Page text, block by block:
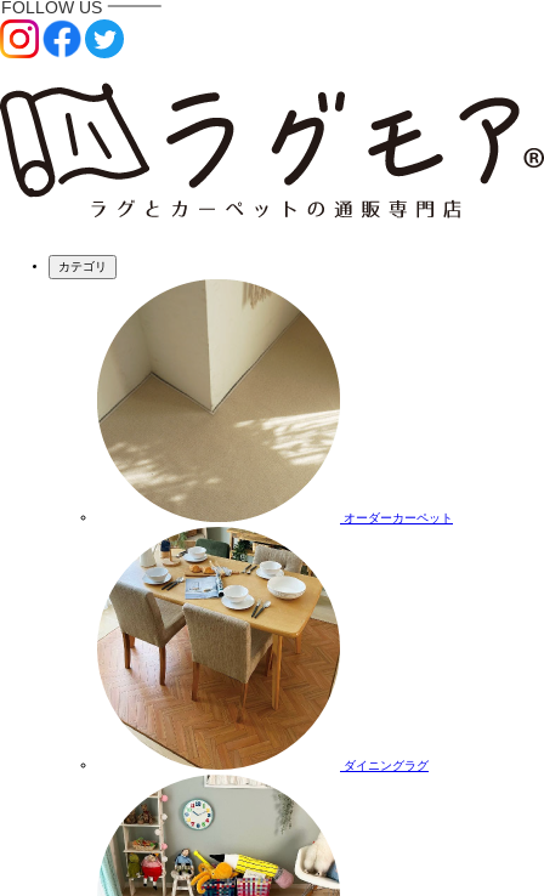
カテゴリ
オーダーカーペット
ダイニングラグ